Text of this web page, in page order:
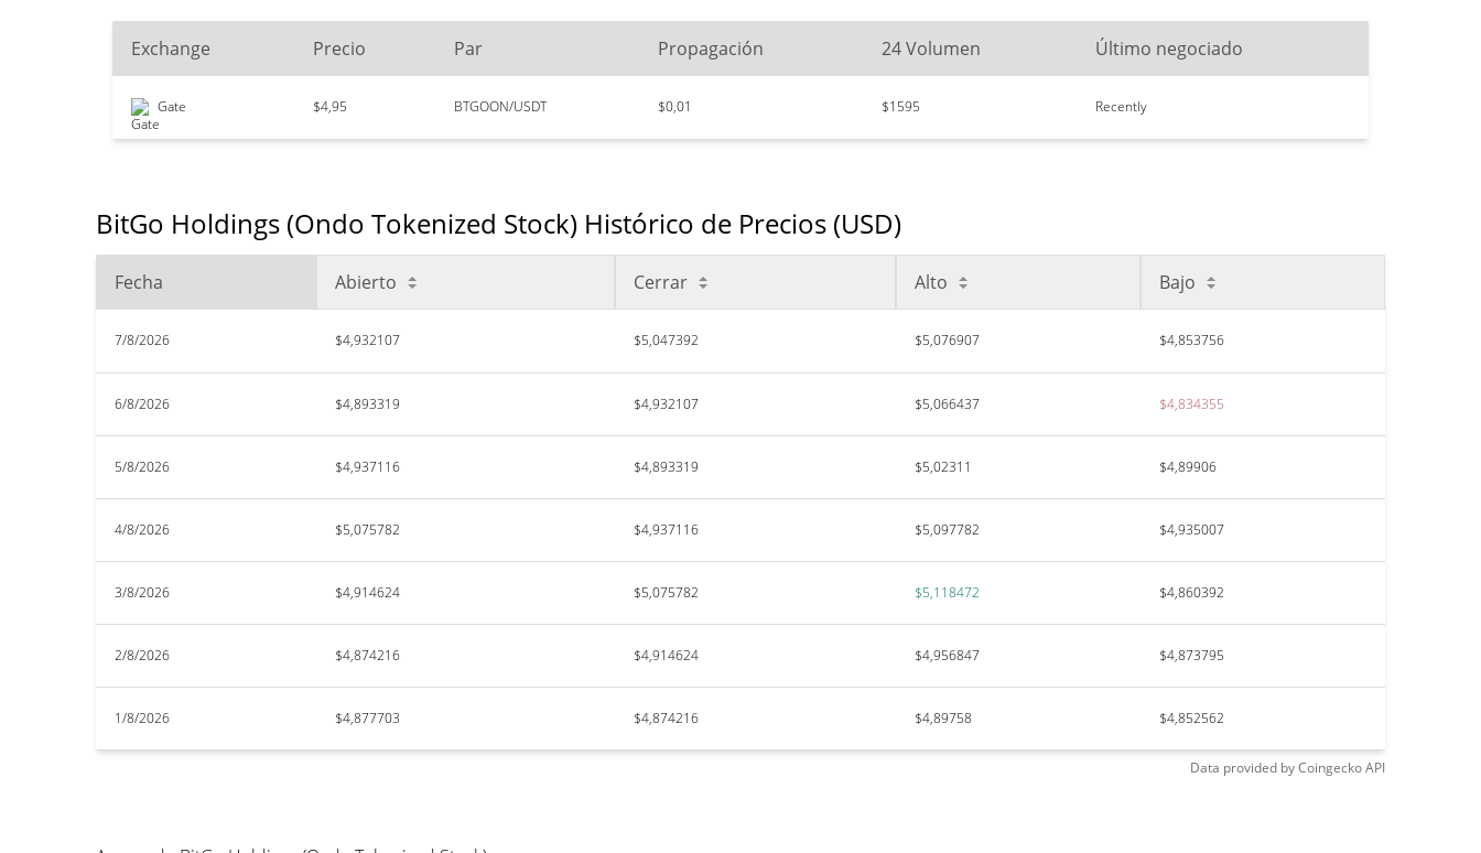
Exchange Precio Par Propagación 24 Volumen Último negociado
Gate $4,95 BTGOON/USDT $0,01 $1595 Recently
BitGo Holdings (Ondo Tokenized Stock) Histórico de Precios (USD)
Fecha Abierto Cerrar Alto Bajo
7/8/2026 $4,932107 $5,047392 $5,076907 $4,853756
6/8/2026 $4,893319 $4,932107 $5,066437 $4,834355
5/8/2026 $4,937116 $4,893319 $5,02311 $4,89906
4/8/2026 $5,075782 $4,937116 $5,097782 $4,935007
3/8/2026 $4,914624 $5,075782 $5,118472 $4,860392
2/8/2026 $4,874216 $4,914624 $4,956847 $4,873795
1/8/2026 $4,877703 $4,874216 $4,89758 $4,852562
Data provided byCoingeckoAPI